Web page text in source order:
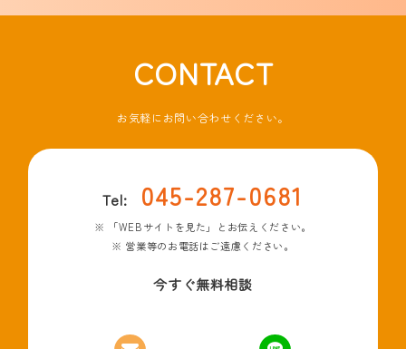
CONTACT
お気軽にお問い合わせください。
Tel: 045-287-0681
「WEBサイトを見た」とお伝えください。
営業等のお電話はご遠慮ください。
今すぐ無料相談